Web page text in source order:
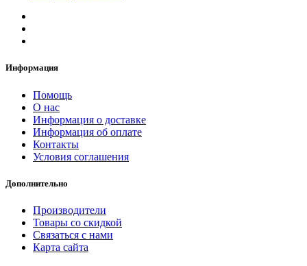
Информация
Помощь
О нас
Информация о доставке
Информация об оплате
Контакты
Условия соглашения
Дополнительно
Производители
Товары со скидкой
Связаться с нами
Карта сайта